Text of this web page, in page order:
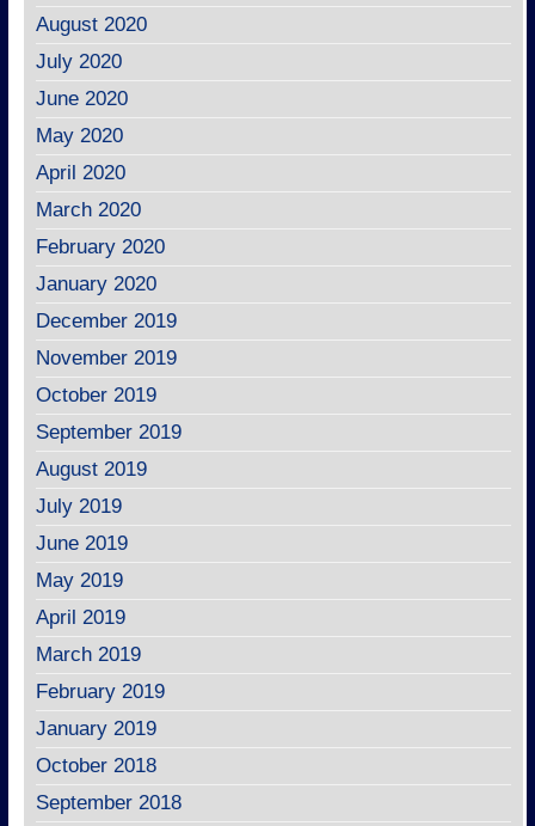
August 2020
July 2020
June 2020
May 2020
April 2020
March 2020
February 2020
January 2020
December 2019
November 2019
October 2019
September 2019
August 2019
July 2019
June 2019
May 2019
April 2019
March 2019
February 2019
January 2019
October 2018
September 2018